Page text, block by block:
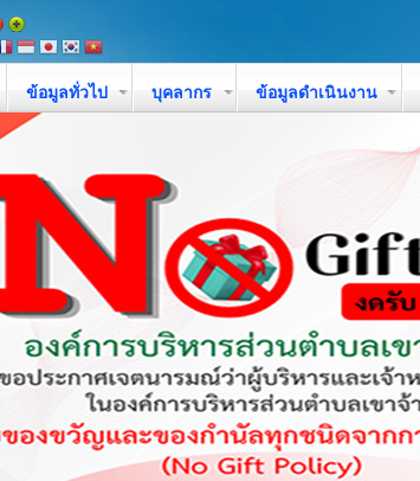
ข้อมูลทั่วไป บุคลากร ข้อมูลดำเนินงาน